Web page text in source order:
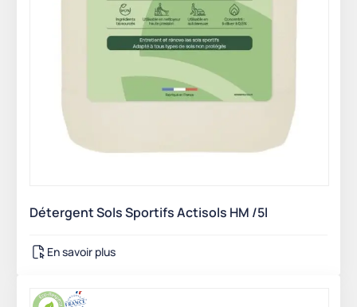
Détergent Sols Sportifs Actisols HM /5l
En savoir plus